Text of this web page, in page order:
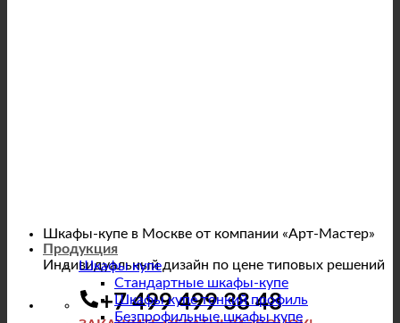
Шкафы-купе в Москве от компании «Арт-Мастер»
Индивидуальный дизайн по цене типовых решений
+7 499 499 38 48
Продукция
Шкафы купе
Стандартные шкафы-купе
Шкафы купе тонкий профиль
Безпрофильные шкафы купе